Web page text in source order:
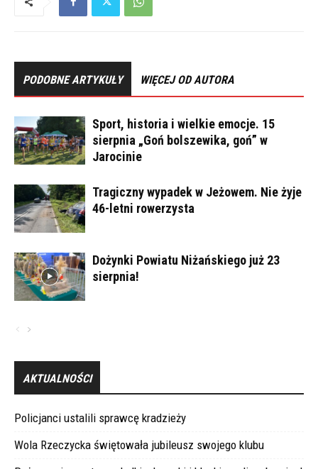
PODOBNE ARTYKUŁY WIĘCEJ OD AUTORA
Sport, historia i wielkie emocje. 15
sierpnia „Goń bolszewika, goń” w
Jarocinie
Tragiczny wypadek w Jeżowem. Nie żyje
46-letni rowerzysta
Dożynki Powiatu Niżańskiego już 23
sierpnia!
AKTUALNOŚCI
Policjanci ustalili sprawcę kradzieży
Wola Rzeczycka świętowała jubileusz swojego klubu